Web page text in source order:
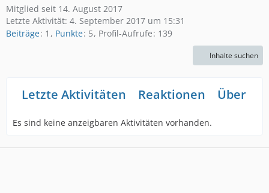
Mitglied seit 14. August 2017
Letzte Aktivität: 4. September 2017 um 15:31
Beiträge 1 Punkte 5 Profil-Aufrufe 139
Inhalte suchen
Letzte Aktivitäten Reaktionen Über
Es sind keine anzeigbaren Aktivitäten vorhanden.